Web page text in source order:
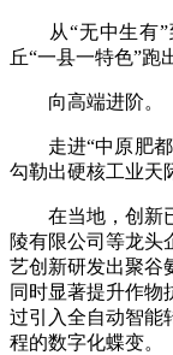
从“无中生有”
丘“一县一特色”跑
向高端进阶。
走进“中原肥都”
勾勒出硬核工业天
在当地，创新已
陵有限公司等龙头
艺创新研发出聚谷
同时显著提升作物
过引入全自动智能
程的数字化蝶变。